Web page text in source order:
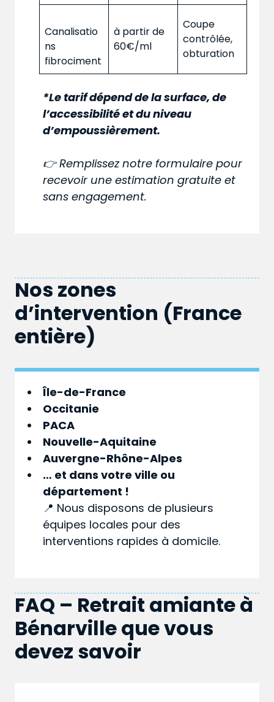
Canalisatio
ns
fibrociment
à partir de
60€/ml
Coupe
contrôlée,
obturation
*Le tarif dépend de la surface, de
l’accessibilité et du niveau
d’empoussièrement.
👉 Remplissez notre formulaire pour
recevoir une estimation gratuite et
sans engagement.
Nos zones
d’intervention (France
entière)
Île-de-France
Occitanie
PACA
Nouvelle-Aquitaine
Auvergne-Rhône-Alpes
… et dans votreville ou
département !
📍 Nous disposons de plusieurs
équipes locales pour des
interventions rapides à domicile.
FAQ – Retrait amiante à
Bénarville que vous
devez savoir